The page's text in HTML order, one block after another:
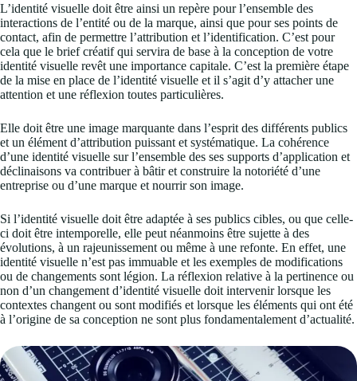
L’identité visuelle doit être ainsi un repère pour l’ensemble des
interactions de l’entité ou de la marque, ainsi que pour ses points de
contact, afin de permettre l’attribution et l’identification. C’est pour
cela que le brief créatif qui servira de base à la conception de votre
identité visuelle revêt une importance capitale. C’est la première étape
de la mise en place de l’identité visuelle et il s’agit d’y attacher une
attention et une réflexion toutes particulières.
Elle doit être une image marquante dans l’esprit des différents publics
et un élément d’attribution puissant et systématique. La cohérence
d’une identité visuelle sur l’ensemble des ses supports d’application et
déclinaisons va contribuer à bâtir et construire la notoriété d’une
entreprise ou d’une marque et nourrir son image.
Si l’identité visuelle doit être adaptée à ses publics cibles, ou que celle-
ci doit être intemporelle, elle peut néanmoins être sujette à des
évolutions, à un rajeunissement ou même à une refonte. En effet, une
identité visuelle n’est pas immuable et les exemples de modifications
ou de changements sont légion. La réflexion relative à la pertinence ou
non d’un changement d’identité visuelle doit intervenir lorsque les
contextes changent ou sont modifiés et lorsque les éléments qui ont été
à l’origine de sa conception ne sont plus fondamentalement d’actualité.